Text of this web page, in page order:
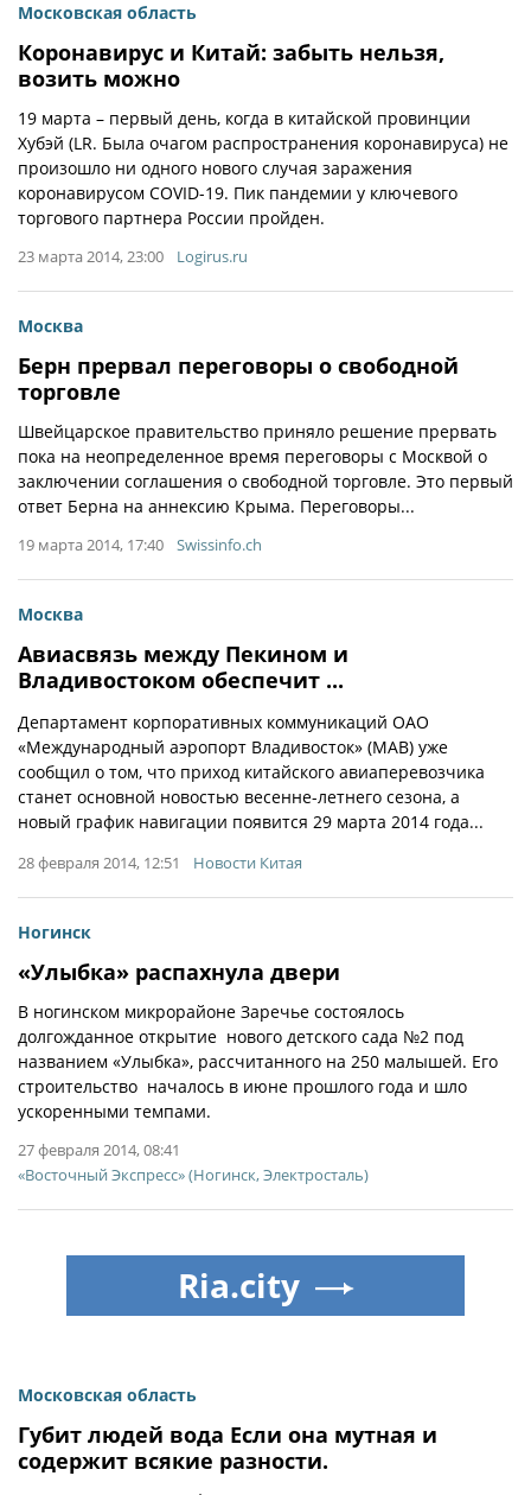
Московская область
Коронавирус и Китай: забыть нельзя,
возить можно
19 марта – первый день, когда в китайской провинции
Хубэй (LR. Была очагом распространения коронавируса) не
произошло ни одного нового случая заражения
коронавирусом COVID-19. Пик пандемии у ключевого
торгового партнера России пройден.
23 марта 2014, 23:00 Logirus.ru
Москва
Берн прервал переговоры о свободной
торговле
Швейцарское правительство приняло решение прервать
пока на неопределенное время переговоры с Москвой о
заключении соглашения о свободной торговле. Это первый
ответ Берна на аннексию Крыма. Переговоры...
19 марта 2014, 17:40 Swissinfo.ch
Москва
Авиасвязь между Пекином и
Владивостоком обеспечит ...
Департамент корпоративных коммуникаций ОАО
«Международный аэропорт Владивосток» (МАВ) уже
сообщил о том, что приход китайского авиаперевозчика
станет основной новостью весенне-летнего сезона, а
новый график навигации появится 29 марта 2014 года...
28 февраля 2014, 12:51 Новости Китая
Ногинск
«Улыбка» распахнула двери
В ногинском микрорайоне Заречье состоялось
долгожданное открытие нового детского сада №2 под
названием «Улыбка», рассчитанного на 250 малышей. Его
строительство началось в июне прошлого года и шло
ускоренными темпами.
27 февраля 2014, 08:41
«Восточный Экспресс» (Ногинск, Электросталь)
Московская область
Губит людей вода Если она мутная и
содержит всякие разности.
Ria.city